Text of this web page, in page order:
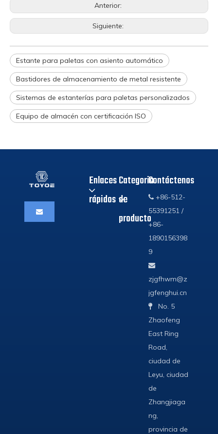
Anterior:
Siguiente:
Estante para paletas con asiento automático
Bastidores de almacenamiento de metal resistente
Sistemas de estanterías para paletas personalizados
Equipo de almacén con certificación ISO
Enlaces
rápidos
Categoria
de
producto
Contáctenos
 +86-512-
55391251 /
+86-
1890156398
9

zjgfhwm@z
jgfenghui.cn

No. 5
Zhaofeng
East Ring
Road,
ciudad de
Leyu, ciudad
de
Zhangjiaga
ng,
provincia de